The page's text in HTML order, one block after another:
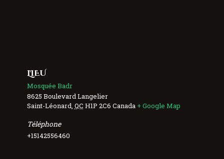
LIEU
Mosquée Badr
8625 Boulevard Langelier
Saint-Léonard, QC H1P 2C6 Canada + Google Map
Téléphone
+15142556460